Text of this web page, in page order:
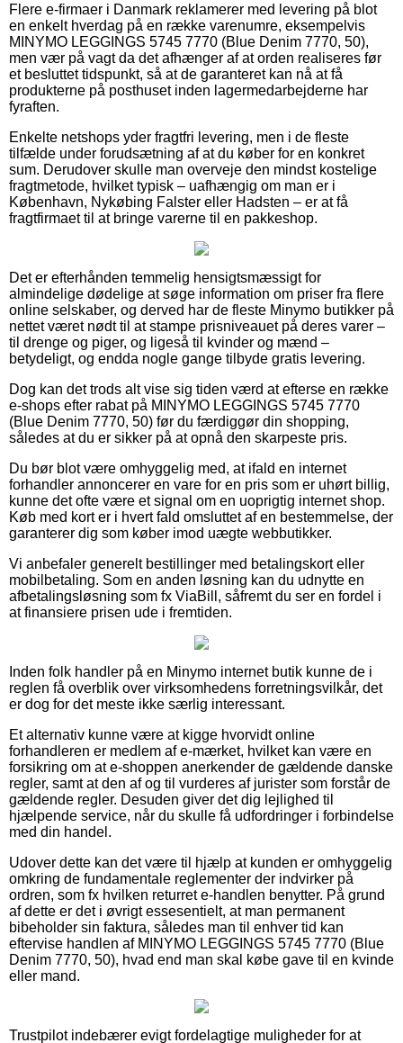
Flere e-firmaer i Danmark reklamerer med levering på blot
en enkelt hverdag på en række varenumre, eksempelvis
MINYMO LEGGINGS 5745 7770 (Blue Denim 7770, 50),
men vær på vagt da det afhænger af at orden realiseres før
et besluttet tidspunkt, så at de garanteret kan nå at få
produkterne på posthuset inden lagermedarbejderne har
fyraften.
Enkelte netshops yder fragtfri levering, men i de fleste
tilfælde under forudsætning af at du køber for en konkret
sum. Derudover skulle man overveje den mindst kostelige
fragtmetode, hvilket typisk – uafhængig om man er i
København, Nykøbing Falster eller Hadsten – er at få
fragtfirmaet til at bringe varerne til en pakkeshop.
Det er efterhånden temmelig hensigtsmæssigt for
almindelige dødelige at søge information om priser fra flere
online selskaber, og derved har de fleste Minymo butikker på
nettet været nødt til at stampe prisniveauet på deres varer –
til drenge og piger, og ligeså til kvinder og mænd –
betydeligt, og endda nogle gange tilbyde gratis levering.
Dog kan det trods alt vise sig tiden værd at efterse en række
e-shops efter rabat på MINYMO LEGGINGS 5745 7770
(Blue Denim 7770, 50) før du færdiggør din shopping,
således at du er sikker på at opnå den skarpeste pris.
Du bør blot være omhyggelig med, at ifald en internet
forhandler annoncerer en vare for en pris som er uhørt billig,
kunne det ofte være et signal om en uoprigtig internet shop.
Køb med kort er i hvert fald omsluttet af en bestemmelse, der
garanterer dig som køber imod uægte webbutikker.
Vi anbefaler generelt bestillinger med betalingskort eller
mobilbetaling. Som en anden løsning kan du udnytte en
afbetalingsløsning som fx ViaBill, såfremt du ser en fordel i
at finansiere prisen ude i fremtiden.
Inden folk handler på en Minymo internet butik kunne de i
reglen få overblik over virksomhedens forretningsvilkår, det
er dog for det meste ikke særlig interessant.
Et alternativ kunne være at kigge hvorvidt online
forhandleren er medlem af e-mærket, hvilket kan være en
forsikring om at e-shoppen anerkender de gældende danske
regler, samt at den af og til vurderes af jurister som forstår de
gældende regler. Desuden giver det dig lejlighed til
hjælpende service, når du skulle få udfordringer i forbindelse
med din handel.
Udover dette kan det være til hjælp at kunden er omhyggelig
omkring de fundamentale reglementer der indvirker på
ordren, som fx hvilken returret e-handlen benytter. På grund
af dette er det i øvrigt essesentielt, at man permanent
bibeholder sin faktura, således man til enhver tid kan
eftervise handlen af MINYMO LEGGINGS 5745 7770 (Blue
Denim 7770, 50), hvad end man skal købe gave til en kvinde
eller mand.
Trustpilot indebærer evigt fordelagtige muligheder for at